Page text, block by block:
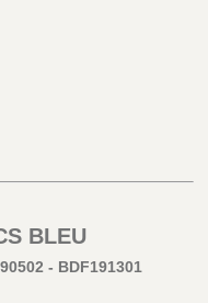
BLEU
- BDF191301